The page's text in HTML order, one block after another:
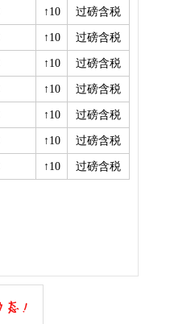
↑10 过磅含税
↑10 过磅含税
↑10 过磅含税
↑10 过磅含税
↑10 过磅含税
↑10 过磅含税
↑10 过磅含税